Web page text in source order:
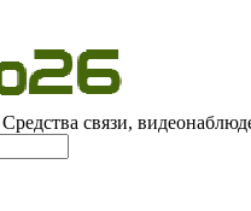
связи,